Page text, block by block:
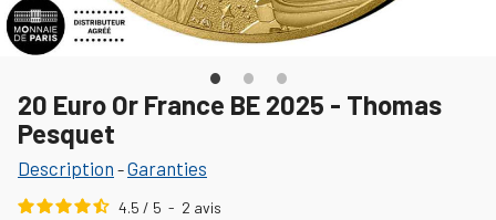
20 Euro Or France BE 2025 - Thomas
Pesquet
Description -Garanties
4.5 / 5 - 2 avis